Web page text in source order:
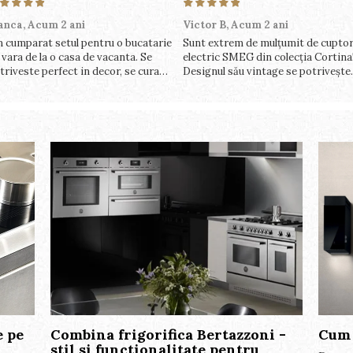
Acum 2 ani
cumparat setul pentru o bucatarie
de la o casa de vacanta. Se
perfect in decor, se curata
Victor B,Acum 2 ani
Sunt extrem de mulțumit de
electric SMEG din colecția Cortina!
Designul său vintage se potrivește
pe
Combina frigorifica Bertazzoni -